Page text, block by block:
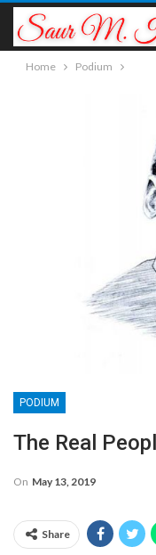
Home Podium
PODIUM
The Real
On May 13, 2019
Share